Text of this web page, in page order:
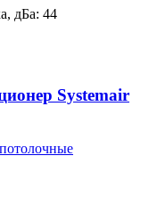
дБа: 44
Systemair